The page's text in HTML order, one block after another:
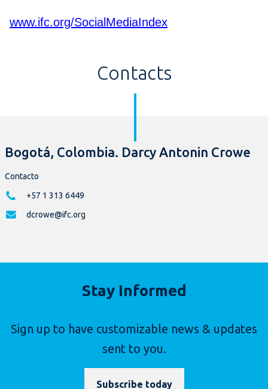
www.ifc.org/SocialMediaIndex
Contacts
Bogotá, Colombia. Darcy Antonin Crowe
Contacto
+57 1 313 6449
dcrowe@ifc.org
Stay Informed
Sign up to have customizable news & updates
sent to you.
Subscribe today